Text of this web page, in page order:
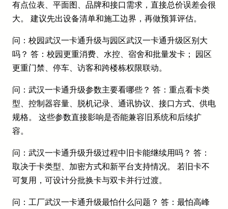
有点位表、平面图、品牌和接口需求，直接总价误差会很
大。 建议先出设备清单和施工边界，再做预算评估。
问：校园武汉一卡通升级与园区武汉一卡通升级区别大
吗？ 答：校园更重消费、水控、宿舍和批量发卡； 园区
更重门禁、停车、访客和跨楼栋权限联动。
问：武汉一卡通升级参数主要看哪些？ 答：重点看卡类
型、控制器容量、脱机记录、通讯协议、接口方式、供电
规格。 这些参数直接影响是否能兼容旧系统和后续扩
容。
问：武汉一卡通升级升级过程中旧卡能继续用吗？ 答：
取决于卡类型、加密方式和新平台支持情况。 若旧卡不
可复用，可设计分批换卡与双卡并行过渡。
问：工厂武汉一卡通升级最怕什么问题？ 答：最怕高峰